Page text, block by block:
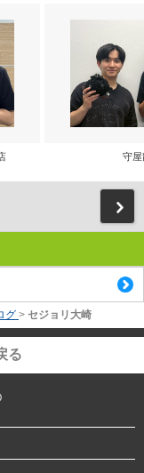
守屋
グ > セジョリ大崎
る